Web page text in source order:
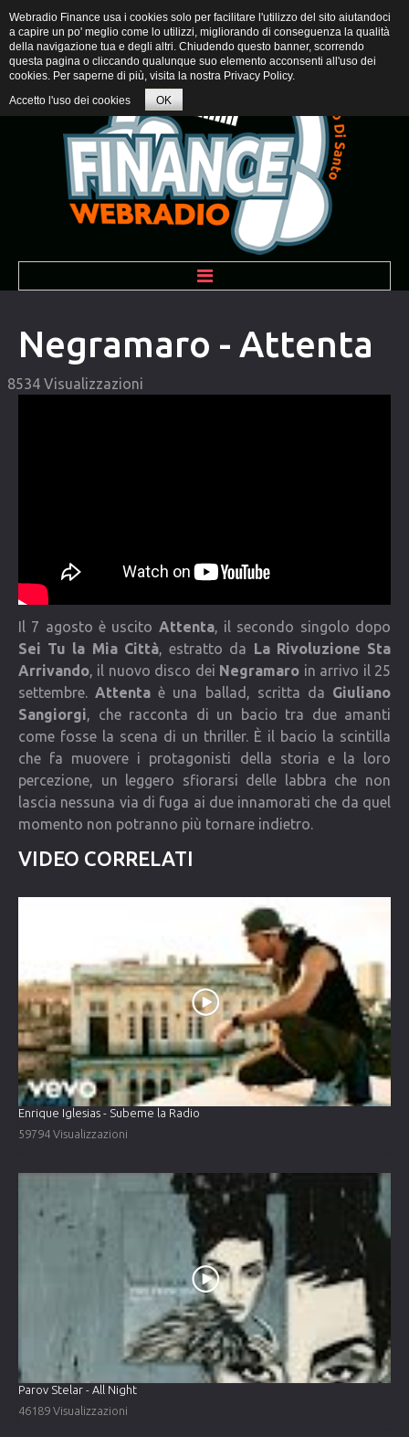
BENVENUTI
PROGRAMMI
CONTATTI
Negramaro - Attenta
8534 Visualizzazioni
Il 7 agosto è uscito Attenta, il secondo singolo dopo
Sei Tu la Mia Città, estratto da La Rivoluzione Sta
Arrivando , il nuovo disco dei Negramaro in arrivo il 25
settembre. Attenta è una ballad, scritta da Giuliano
Sangiorgi , che racconta di un bacio tra due amanti
come fosse la scena di un thriller. È il bacio la scintilla
che fa muovere i protagonisti della storia e la loro
percezione, un leggero sfiorarsi delle labbra che non
lascia nessuna via di fuga ai due innamorati che da quel
momento non potranno più tornare indietro.
VIDEO CORRELATI
Enrique Iglesias - Subeme la Radio
59794 Visualizzazioni
Parov Stelar - All Night
46189 Visualizzazioni
Webradio Finance usa i cookies solo per facilitare l'utilizzo del sito aiutandoci
a capire un po' meglio come lo utilizzi, migliorando di conseguenza la qualità
della navigazione tua e degli altri. Chiudendo questo banner, scorrendo
questa pagina o cliccando qualunque suo elemento acconsenti all'uso dei
cookies. Per saperne di più, visita la nostra Privacy Policy.
Accetto l'uso dei cookies
OK